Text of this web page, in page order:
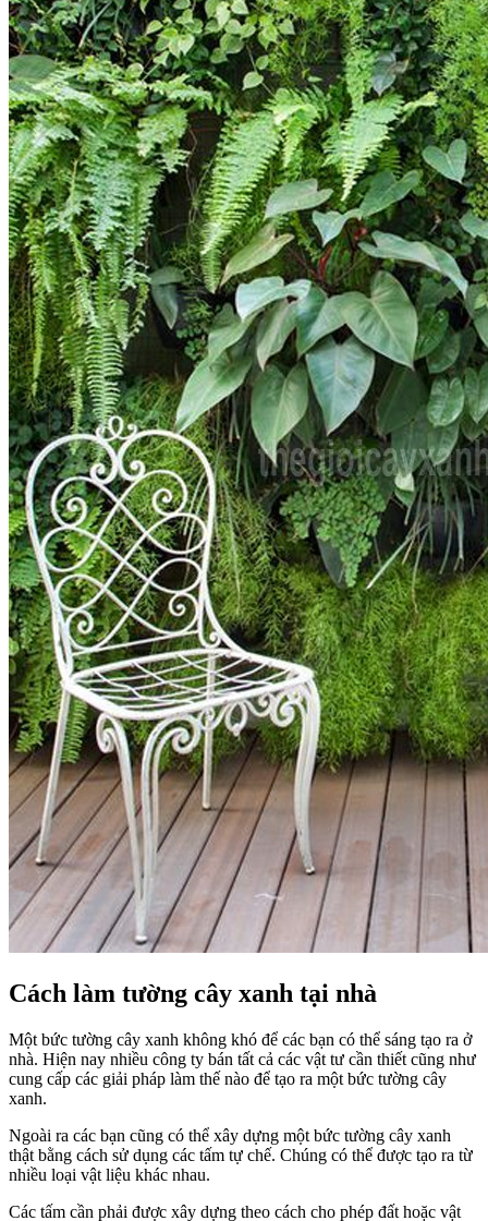
Cách làm tường cây xanh tại nhà
Một bức tường cây xanh không khó để các bạn có thể sáng tạo ra ở
nhà. Hiện nay nhiều công ty bán tất cả các vật tư cần thiết cũng như
cung cấp các giải pháp làm thế nào để tạo ra một bức tường cây
xanh.
Ngoài ra các bạn cũng có thể xây dựng một bức tường cây xanh
thật bằng cách sử dụng các tấm tự chế. Chúng có thể được tạo ra từ
nhiều loại vật liệu khác nhau.
Các tấm cần phải được xây dựng theo cách cho phép đất hoặc vật